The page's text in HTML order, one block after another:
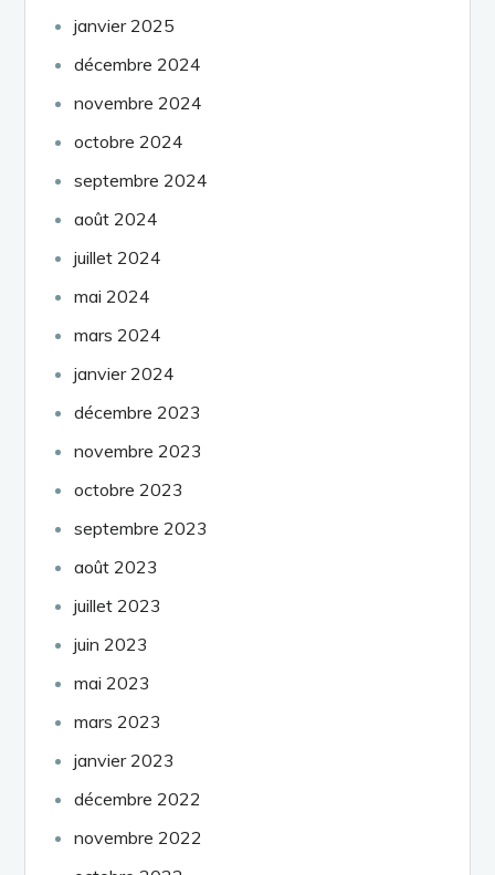
janvier 2025
décembre 2024
novembre 2024
octobre 2024
septembre 2024
août 2024
juillet 2024
mai 2024
mars 2024
janvier 2024
décembre 2023
novembre 2023
octobre 2023
septembre 2023
août 2023
juillet 2023
juin 2023
mai 2023
mars 2023
janvier 2023
décembre 2022
novembre 2022